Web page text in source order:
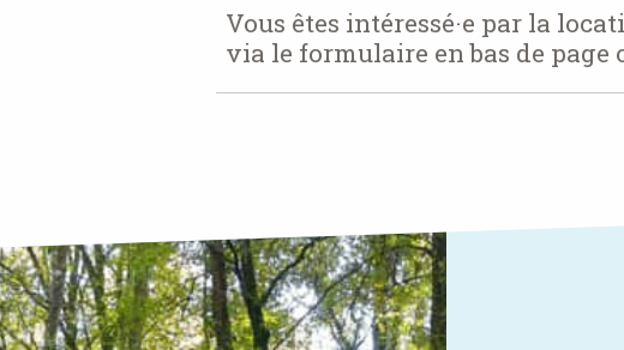
Vous êtes intéressé·e par la
via le formulaire en bas de page